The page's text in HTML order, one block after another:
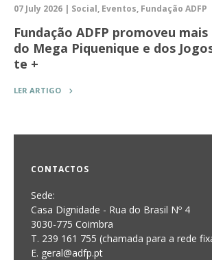
07 July 2026 | Social, Eventos, Fundação ADFP
Fundação ADFP promoveu
do Mega Piquenique e dos
te +
LER ARTIGO
CONTACTOS
Sede:
Casa Dignidade - Rua do Brasil Nº 4
3030-775 Coimbra
T. 239 161 755 (chamada para a rede
E. geral@adfp.pt